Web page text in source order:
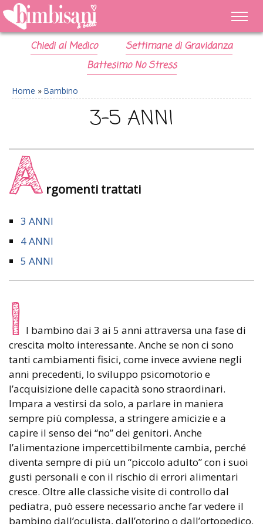
Chiedi al Medico
Settimane di Gravidanza
Battesimo No Stress
Home » Bambino
3-5 ANNI
A rgomenti trattati
3 ANNI
4 ANNI
5 ANNI
I l bambino dai 3 ai 5 anni attraversa una fase di
crescita molto interessante. Anche se non ci sono
tanti cambiamenti fisici, come invece avviene negli
anni precedenti, lo sviluppo psicomotorio e
l’acquisizione delle capacità sono straordinari.
Impara a vestirsi da solo, a parlare in maniera
sempre più complessa, a stringere amicizie e a
capire il senso dei “no” dei genitori. Anche
l’alimentazione impercettibilmente cambia, perché
diventa sempre di più un “piccolo adulto” con i suoi
gusti personali e con il rischio di errori alimentari
cresce. Oltre alle classiche visite di controllo dal
pediatra, può essere necessario anche far vedere il
bambino dall’oculista, dall’otorino o dall’ortopedico.